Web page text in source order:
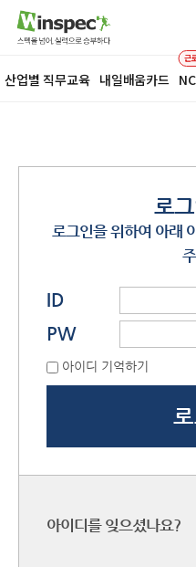
산업별 직무교육 내일배움카드
근
로
로그인을 위하여 아래
ID
PW
아이디 기억하기
아이디를 잊으셨나요?